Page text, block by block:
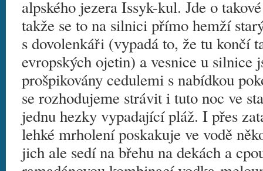
alpského jezera Issyk-kul. Jde o
takže se to na silnici přímo hemží
s dovolenkáři (vypadá to, že tu končí
evropských ojetin) a vesnice u silnice
prošpikovány cedulemi s nabídkou
se rozhodujeme strávit i tuto noc ve
jednu hezky vypadající pláž. I přes
lehké mrholení poskakuje ve vodě
jich ale sedí na břehu na dekách a